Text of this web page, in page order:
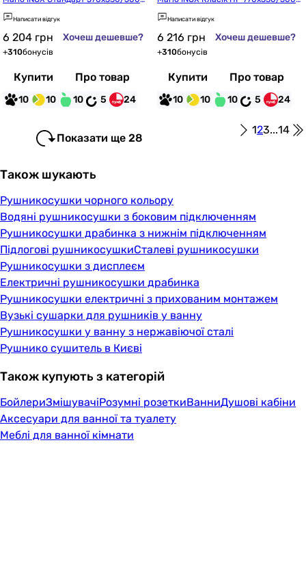
(1.8.044608.P)
Написати відгук
6 204 грн Хочеш дешевше?
+310бонусів
Купити Про товар
10 10 10 5 24
(1.8.044571.P)
Написати відгук
6 216 грн Хочеш дешевше?
+310бонусів
Купити Про товар
10 10 10 5 24
Показати ще 28
123...14
Також шукають
Рушникосушки чорного кольору
Водяні рушникосушки з боковим підключенням
Рушникосушки драбинка з нижнім підключенням
Підлогові рушникосушкиСталеві рушникосушки
Рушникосушки з дисплеєм
Електричні рушникосушки драбинка
Рушникосушки електричні з прихованим монтажем
Вузькі сушарки для рушників у ванну
Рушникосушки у ванну з нержавіючої сталі
Рушнико сушитель в Києві
Також купують з категорій
БойлериЗмішувачіРозумні розеткиВанниДушові кабіни
Аксесуари для ванної та туалету
Меблі для ванної кімнати